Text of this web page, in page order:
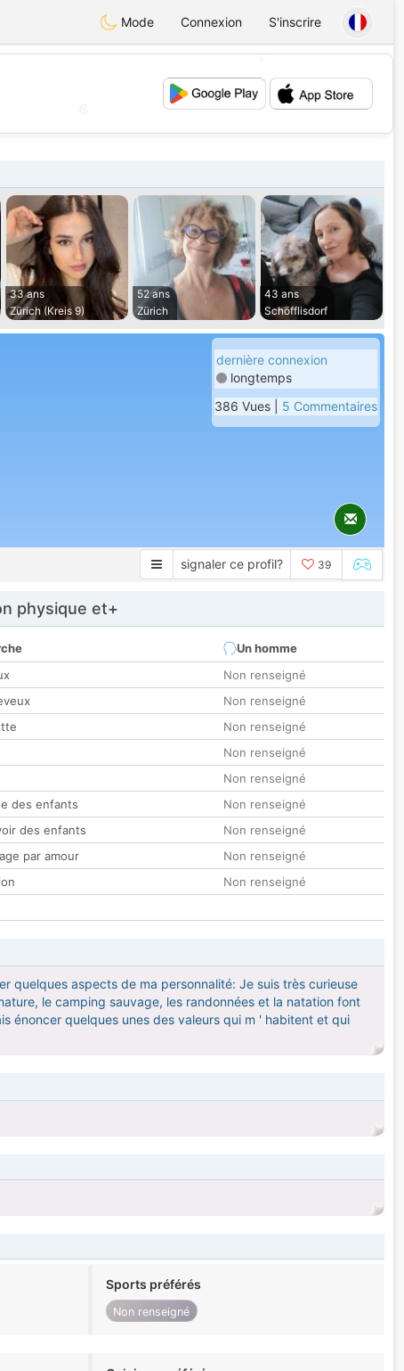
Mode Connexion S'inscrire
💕
33 ans
Zürich (Kreis 9)
52 ans
Zürich
43 ans
Schöfflisdorf
dernière connexion
longtemps
386 Vues | 5 Commentaires
signaler ce profil? 39
physique et+
Un homme
Non renseigné
Non renseigné
Non renseigné
Non renseigné
Non renseigné
des enfants
Non renseigné
des enfants
Non renseigné
par amour
Non renseigné
Non renseigné
quelques aspects de ma personnalité: Je suis très curieuse
le camping sauvage, les randonnées et la natation font
énoncer quelques unes des valeurs qui m ' habitent et qui
Sports préférés
Non renseigné